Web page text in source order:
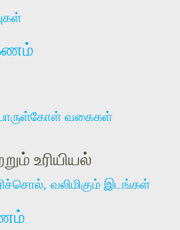
வகைகள்
உரியியல்
வலிமிகும் இடங்கள்